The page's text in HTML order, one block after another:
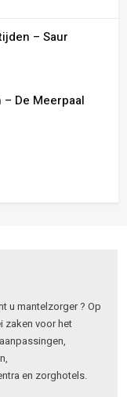
– Saur
De Meerpaal
u mantelzorger ? Op
zaken voor het
en zorghotels.